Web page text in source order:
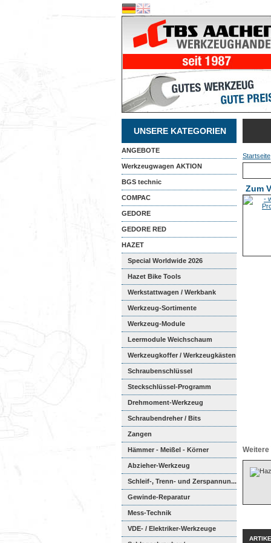
UNSERE KATEGORIEN
ANGEBOTE
Werkzeugwagen AKTION
BGS technic
COMPAC
GEDORE
GEDORE RED
HAZET
Special Worldwide 2026
Hazet Bike Tools
Werkstattwagen / Werkbank
Werkzeug-Sortimente
Werkzeug-Module
Weichschaumeinl...
Leermodule Weichschaum
Werkzeugkoffer / Werkzeugkästen
Schraubenschlüssel
Steckschlüssel-Programm
Drehmoment-Werkzeug
Schraubendreher / Bits
Zangen
Hämmer - Meißel - Körner
Abzieher-Werkzeug
Schleif-, Trenn- und Zerspannun...
Gewinde-Reparatur
Mess-Technik
VDE- / Elektriker-Werkzeuge
Startseite
Zum
Weitere